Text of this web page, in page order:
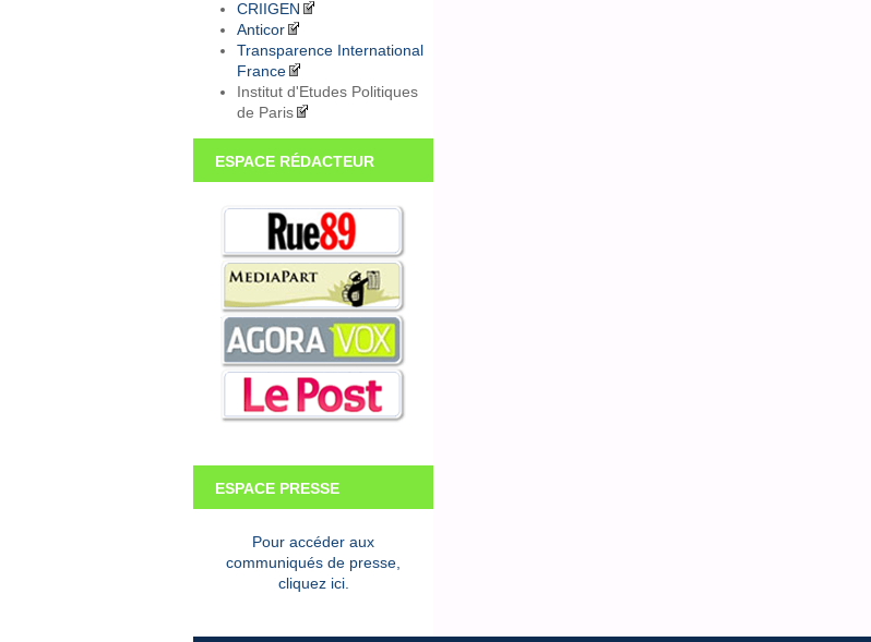
CRIIGEN
Anticor
Transparence International
France
Institut d'Etudes Politiques
de Paris
ESPACE RÉDACTEUR
ESPACE PRESSE
Pour accéder aux
communiqués de presse,
cliquez ici.